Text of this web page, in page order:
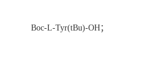
Boc-L-Tyr(tBu)-OH；